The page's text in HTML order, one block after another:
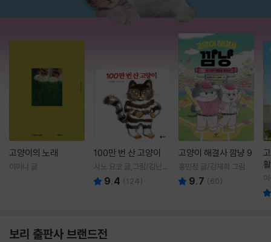
고양이의 노래
이미나 글
100만 번 산 고양이
사노 요코 글,그림/김난주
역 9.4 (124)
고양이 해결사 깜냥 9
홍민정 글/김재희 그림
9.7 (60)
보리 출판사 브랜드전